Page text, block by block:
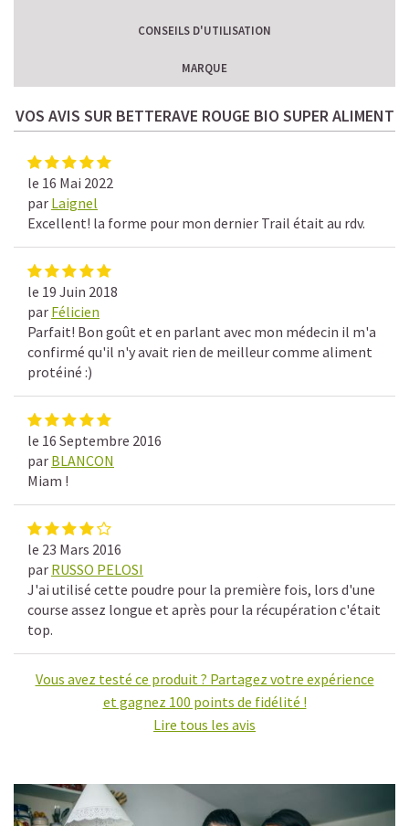
CONSEILS D'UTILISATION
MARQUE
VOS AVIS SUR BETTERAVE ROUGE BIO SUPER ALIMENT
le 16 Mai 2022
par Laignel
Excellent! la forme pour mon dernier Trail était au rdv.
le 19 Juin 2018
par Félicien
Parfait! Bon goût et en parlant avec mon médecin il m'a
confirmé qu'il n'y avait rien de meilleur comme aliment
protéiné :)
le 16 Septembre 2016
par BLANCON
Miam !
le 23 Mars 2016
par RUSSO PELOSI
J'ai utilisé cette poudre pour la première fois, lors d'une
course assez longue et après pour la récupération c'était
top.
Vous avez testé ce produit ? Partagez votre expérience
et gagnez 100 points de fidélité !
Lire tous les avis